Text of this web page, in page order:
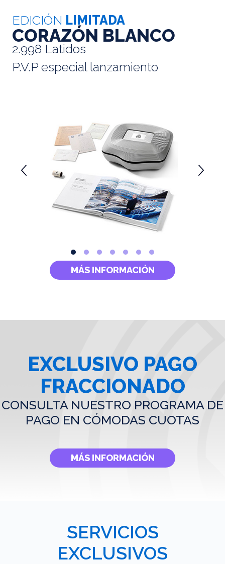
EDICIÓN LIMITADA
CORAZÓN BLANCO
2.998 Latidos
P.V.P especial lanzamiento
MÁS INFORMACIÓN
EXCLUSIVO PAGO
FRACCIONADO
CONSULTA NUESTRO PROGRAMA DE
PAGO EN CÓMODAS CUOTAS
MÁS INFORMACIÓN
SERVICIOS
EXCLUSIVOS